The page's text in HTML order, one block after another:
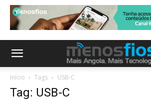
Início Tags USB-C
Tag: USB-C